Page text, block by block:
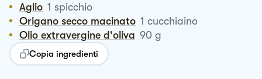
Aglio 1 spicchio
Origano secco macinato 1 cucchiaino
Olio extravergine d'oliva 90 g
Copia ingredienti